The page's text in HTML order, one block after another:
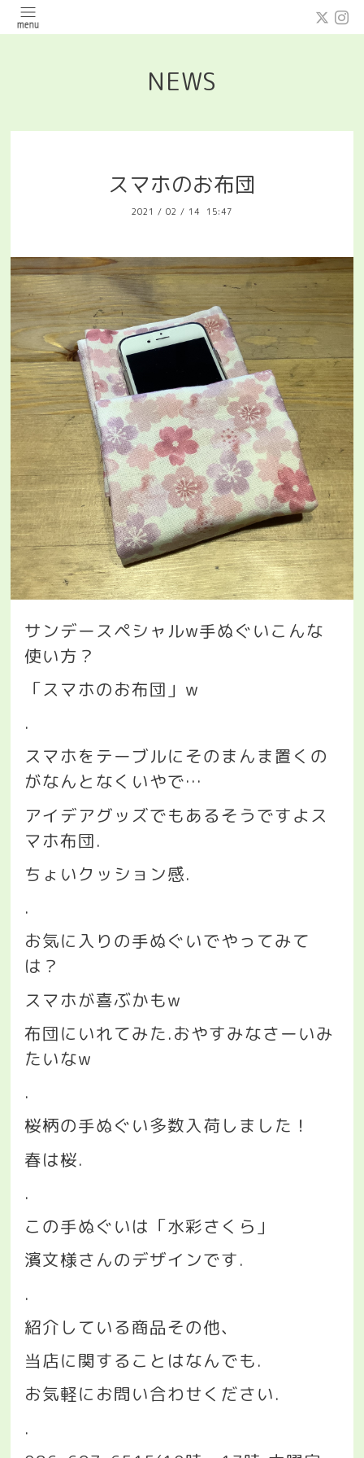
NEWS
スマホのお布団
2021 / 02 / 14 15:47
サンデースペシャルw手ぬぐいこんな
使い方？
「スマホのお布団」 w
.
スマホをテーブルにそのまんま置くの
がなんとなくいやで…
アイデアグッズでもあるそうですよス
マホ布団.
ちょいクッション感.
.
お気に入りの手ぬぐいでやってみて
は？
スマホが喜ぶかもw
布団にいれてみた.おやすみなさーいみ
たいなw
.
桜柄の手ぬぐい多数入荷しました！
春は桜.
.
この手ぬぐいは「水彩さくら」
濱文様さんのデザインです.
.
紹介している商品その他、
当店に関することはなんでも.
お気軽にお問い合わせください.
.